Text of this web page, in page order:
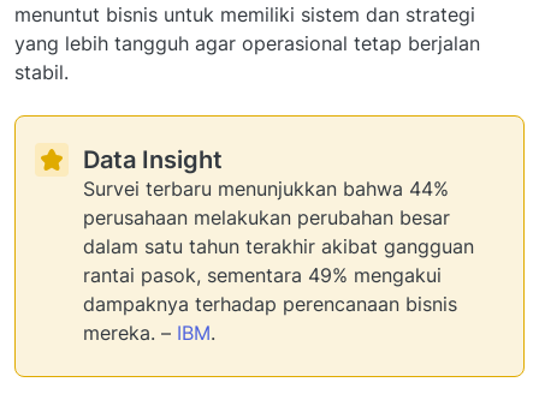
menuntut bisnis untuk memiliki sistem dan strategi
yang lebih tangguh agar operasional tetap berjalan
stabil.
Data Insight
Survei terbaru menunjukkan bahwa 44%
perusahaan melakukan perubahan besar
dalam satu tahun terakhir akibat gangguan
rantai pasok, sementara 49% mengakui
dampaknya terhadap perencanaan bisnis
mereka. – IBM.